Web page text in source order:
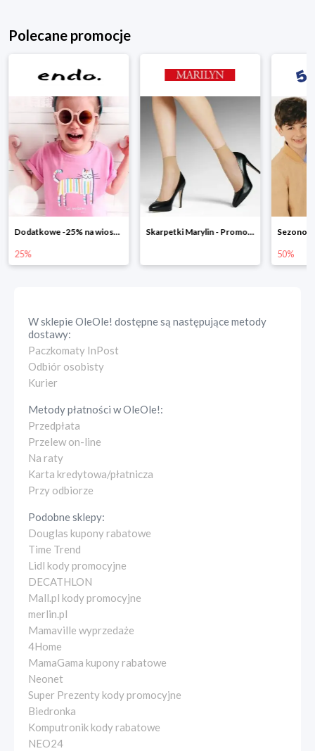
Polecane promocje
50%
Dodatkowe -25% na wiosenne nowości
25%
Skarpetki Marylin - Promocja 4+1
W sklepieOleOle! dostępne są następujące metody
dostawy:
Paczkomaty InPost
Odbiór osobisty
Kurier
Metody płatności wOleOle!:
Przedpłata
Przelew on-line
Na raty
Karta kredytowa/płatnicza
Przy odbiorze
Podobne sklepy:
Douglas kupony rabatowe
Time Trend
Lidl kody promocyjne
DECATHLON
Mall.pl kody promocyjne
merlin.pl
Mamaville wyprzedaże
4Home
MamaGama kupony rabatowe
Neonet
Super Prezenty kody promocyjne
Biedronka
Komputronik kody rabatowe
NEO24